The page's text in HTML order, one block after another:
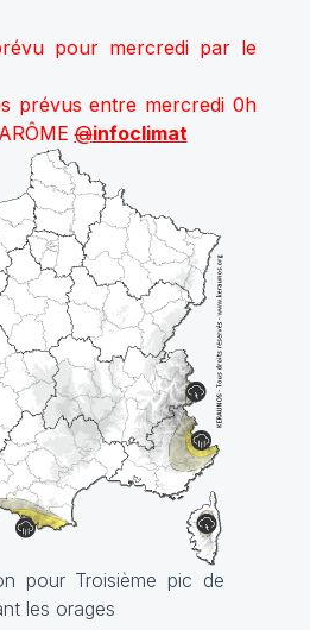
pour mercredi par le
prévus entre mercredi 0h
@infoclimat